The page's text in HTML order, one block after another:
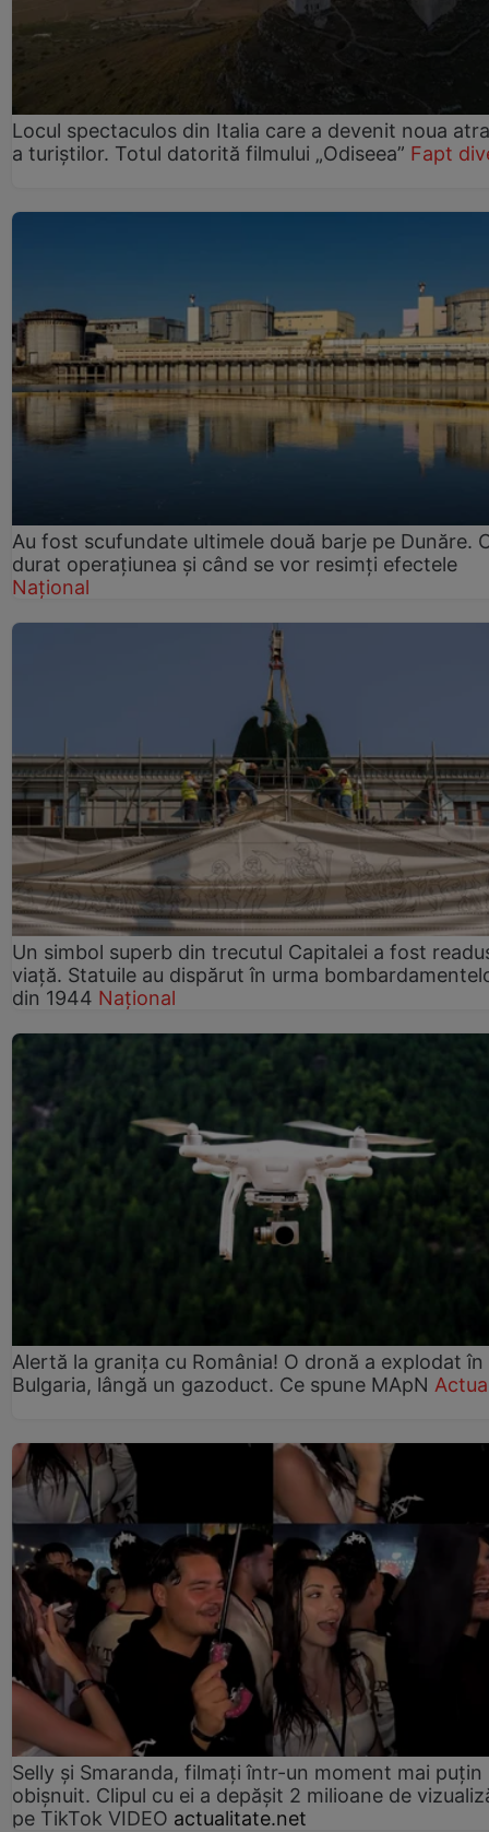
Locul spectaculos din Italia care a devenit noua
a turiștilor. Totul datorită filmului „Odiseea” Fapt
Au fost scufundate ultimele două barje pe Dunăre.
durat operațiunea și când se vor resimți efectele
Național
Un simbol superb din trecutul Capitalei a fost
viață. Statuile au dispărut în urma
din 1944 Național
Alertă la granița cu România! O dronă a explodat în
Bulgaria, lângă un gazoduct. Ce spune MApN
Selly și Smaranda, filmați într-un moment mai puțin
obișnuit. Clipul cu ei a depășit 2 milioane de
pe TikTok VIDEO actualitate.net